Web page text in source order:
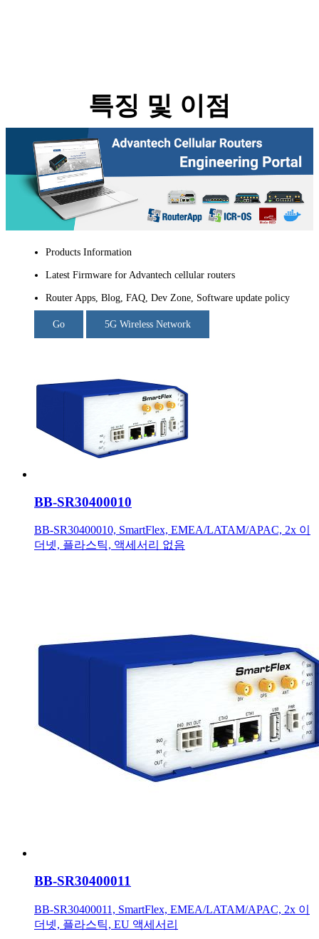
특징 및 이점
Products Information
Latest Firmware for Advantech cellular routers
Router Apps, Blog, FAQ, Dev Zone, Software update policy
Go 5G Wireless Network
BB-SR30400010
BB-SR30400010, SmartFlex, EMEA/LATAM/APAC, 2x 이
더넷, 플라스틱, 액세서리 없음
BB-SR30400011
BB-SR30400011, SmartFlex, EMEA/LATAM/APAC, 2x 이
더넷, 플라스틱, EU 액세서리